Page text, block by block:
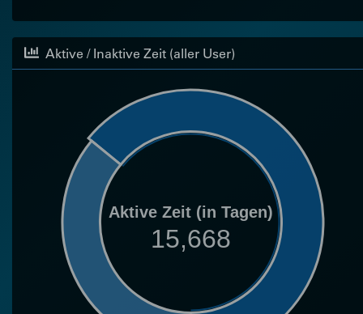
Aktive / Inaktive Zeit (aller User)
Aktive Zeit (in Tagen)
15,668